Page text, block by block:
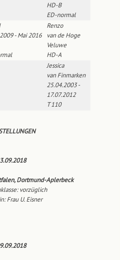
HD-B
ED-normal
- Mai 2016
Renzo
van de Hoge
Veluwe
HD-A
Jessica
van Finmarken
25.04.2003 -
17.07.2012
T 110
Dortmund-Aplerbeck
vorzüglich
Frau U. Eisner